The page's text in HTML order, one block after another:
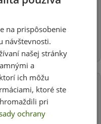
na prispôsobenie
návštevnosti.
našej stránky
a
ich môžu
ktoré ste
pri
ochrany